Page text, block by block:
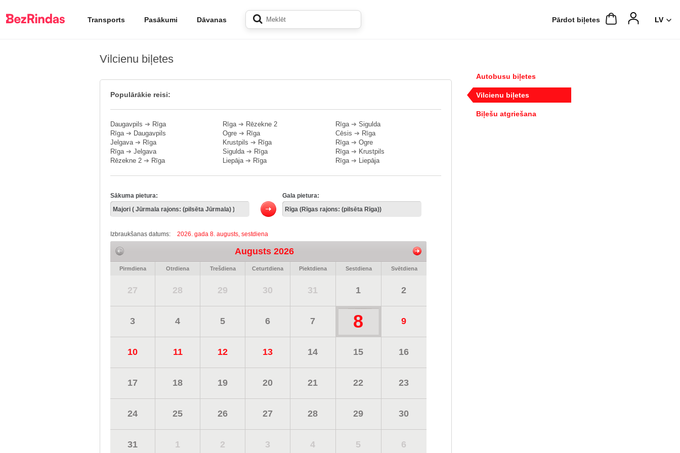
Transports Pasākumi Dāvanas Pārdot biļetes
Vilcienu biļetes
Populārākie reisi:
Daugavpils ➔ Rīga
Rīga➔ Daugavpils
Jelgava➔ Rīga
Rīga➔ Jelgava
Rēzekne 2 ➔ Rīga
Rīga➔ Rēzekne 2
Ogre ➔ Rīga
Krustpils ➔ Rīga
Sigulda➔ Rīga
Liepāja➔ Rīga
Rīga➔ Sigulda
Cēsis ➔ Rīga
Rīga➔ Ogre
Rīga➔ Krustpils
Rīga➔ Liepāja
Sākuma pietura: Gala pietura:
Izbraukšanas datums: 2026. gada 8. augusts, sestdiena
Augusts 2026
Pirmdiena Otrdiena Trešdiena Ceturtdiena Piektdiena Sestdiena Svētdiena
27 28 29 30 31 1 2
3 4 5 6 7 8 9
10 11 12 13 14 15 16
17 18 19 20 21 22 23
24 25 26 27 28 29 30
31 1 2 3 4 5 6
Autobusu biļetes
Vilcienu biļetes
Biļešu atgriešana